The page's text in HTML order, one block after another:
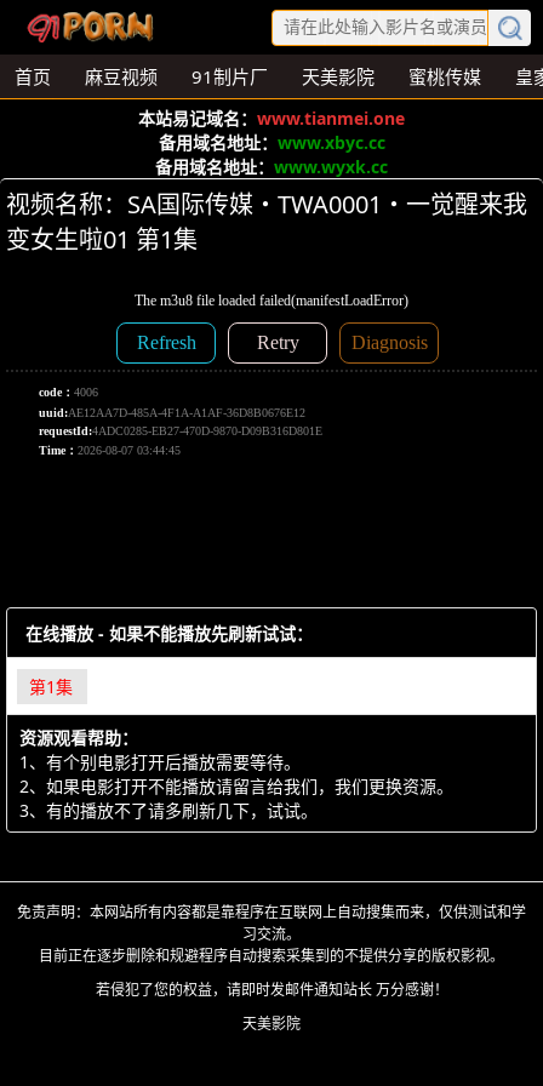
首页 麻豆视频 91制片厂 天美影院 蜜桃传媒 皇
本站易记域名： www.tianmei.one
备用域名地址： www.xbyc.cc
备用域名地址： www.wyxk.cc
视频名称：SA国际传媒・TWA0001・一觉醒来我
变女生啦01 第1集
在线播放 - 如果不能播放先刷新试试：
第1集
资源观看帮助：
1、有个别电影打开后播放需要等待。
2、如果电影打开不能播放请留言给我们，我们更换资源。
3、有的播放不了请多刷新几下，试试。
免责声明：本网站所有内容都是靠程序在互联网上自动搜集而来，仅供测试和学
习交流。
目前正在逐步删除和规避程序自动搜索采集到的不提供分享的版权影视。
若侵犯了您的权益，请即时发邮件通知站长 万分感谢！
天美影院